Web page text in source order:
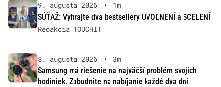
9. augusta 2026 •
1m
SÚŤAŽ: Vyhrajte dva bestsellery UVOĽNENÍ a SCELENÍ
Redakcia TOUCHIT
8. augusta 2026 •
3m
Samsung má riešenie na najväčší problém svojich
hodiniek. Zabudnite na nabíjanie každé dva dni